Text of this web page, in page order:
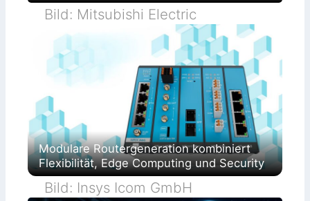
Bild: Mitsubishi Electric
Modulare Routergeneration kombiniert
Flexibilität, Edge Computing und Security
Bild: Insys Icom GmbH